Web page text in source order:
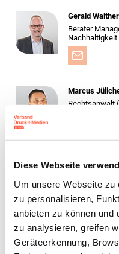
Diese Webseite
Um unsere Webseite zu
zu personalisieren,
anbieten zu können und
zu analysieren, greifen
Geräteerkennung,
Gerald Walther
Berater
Nachhaltigkeit
Marcus
Rechtsanwalt
Rechtsanwalt
Stv. Leiter
Berit Weide-